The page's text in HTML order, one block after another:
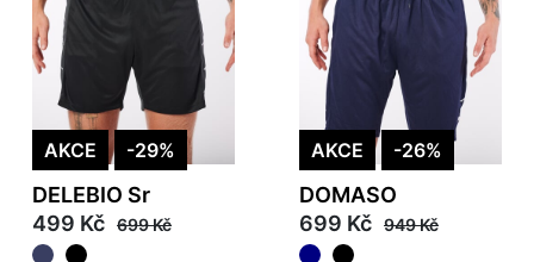
AKCE -29%
DELEBIO Sr
499 Kč 699 Kč
AKCE -26%
DOMASO
699 Kč 949 Kč